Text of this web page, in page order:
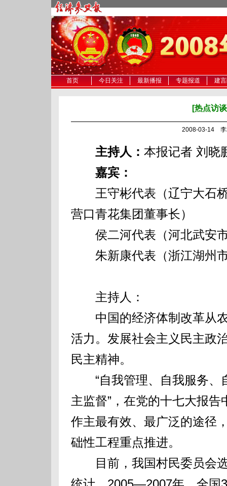
首页 今日关注 最新播报 专题报道 建
[热点访
2008-03-14 李
主持人： 本报记者 刘晓
嘉宾：
王守彬代表（辽宁大石桥
营口青花集团董事长）
侯二河代表（河北武安市
朱新康代表（浙江湖州市
主持人：
中国的经济体制改革从农
活力。发展社会主义民主政
民主精神。
“自我管理、自我服务、
主监督”，在党的十七大报
作主最有效、最广泛的途径
础性工程重点推进。
目前，我国村民委员会选